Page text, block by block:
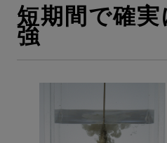
短期間で確
強